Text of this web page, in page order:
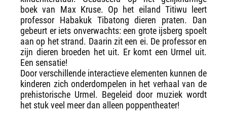
boek van Max Kruse. Op het eiland Titiwu leert
professor Habakuk Tibatong dieren praten. Dan
gebeurt er iets onverwachts: een grote ijsberg spoelt
aan op het strand. Daarin zit een ei. De professor en
zijn dieren broeden het uit. Er komt een Urmel uit.
Een sensatie!
Door verschillende interactieve elementen kunnen de
kinderen zich onderdompelen in het verhaal van de
prehistorische Urmel. Begeleid door muziek wordt
het stuk veel meer dan alleen poppentheater!